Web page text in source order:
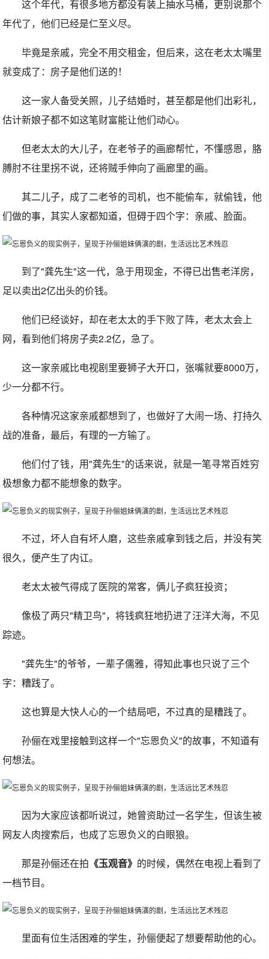
这个年代，有很多地方都没有装上抽水马桶，更别说那个
年代了，他们已经是仁至义尽。
毕竟是亲戚，完全不用交租金，但后来，这在老太太嘴里
就变成了：房子是他们送的！
这一家人备受关照，儿子结婚时，甚至都是他们出彩礼，
估计新娘子都不如这笔财富能让他们动心。
但老太太的大儿子，在老爷子的画廊帮忙，不懂感恩，胳
膊肘不往里拐不说，还将贼手伸向了画廊里的画。
其二儿子，成了二老爷的司机，也不能偷车，就偷钱，他
们做的事，其实人家都知道，但碍于四个字：亲戚、脸面。
到了"龚先生"这一代，急于用现金，不得已出售老洋房，
足以卖出2亿出头的价钱。
他们已经谈好，却在老太太的手下败了阵，老太太会上
网，看到他们将房子卖2.2亿，急了。
这一家亲戚比电视剧里要狮子大开口，张嘴就要8000万，
少一分都不行。
各种情况这家亲戚都想到了，也做好了大闹一场、打持久
战的准备，最后，有理的一方输了。
他们付了钱，用"龚先生"的话来说，就是一笔寻常百姓穷
极想象力都不能想象的数字。
不过，坏人自有坏人磨，这些亲戚拿到钱之后，并没有笑
很久，便产生了内讧。
老太太被气得成了医院的常客，俩儿子疯狂投资；
像极了两只"精卫鸟"，将钱疯狂地扔进了汪洋大海，不见
踪迹。
"龚先生"的爷爷，一辈子儒雅，得知此事也只说了三个
字：糟践了。
这也算是大快人心的一个结局吧，不过真的是糟践了。
孙俪在戏里接触到这样一个"忘恩负义"的故事，不知道有
何想法。
因为大家应该都听说过，她曾资助过一名学生，但该生被
网友人肉搜索后，也成了忘恩负义的白眼狼。
那是孙俪还在拍 《玉观音》 的时候，偶然在电视上看到了
一档节目。
里面有位生活困难的学生，孙俪便起了想要帮助他的心。